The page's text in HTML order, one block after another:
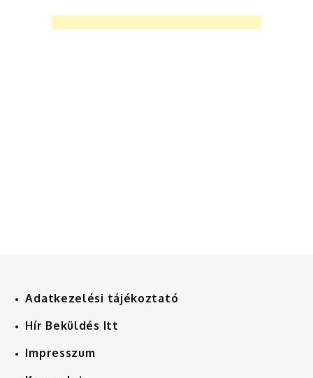
Adatkezelési tájékoztató
Hír Beküldés Itt
Impresszum